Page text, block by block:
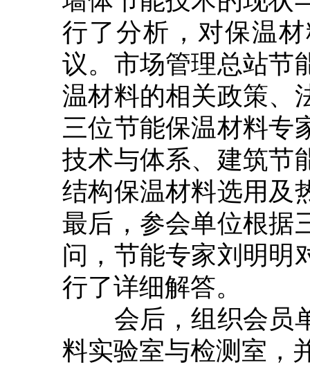
行了分析，对保温
议。市场管理总站节
温材料的相关政策、
三位节能保温材料专
技术与体系、建筑节
结构保温材料选用及
最后，参会单位根据
问，节能专家刘明明
行了详细解答。
会后，组织会员
料实验室与检测室，